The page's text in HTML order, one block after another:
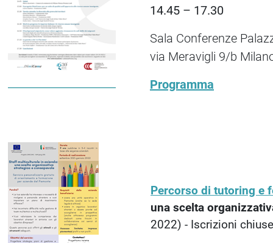
14.45 – 17.30
Sala Conferenze
via Meravigli 9/b
Programma
Percorso di tutoring e
una scelta
2022) - Iscrizioni chiuse